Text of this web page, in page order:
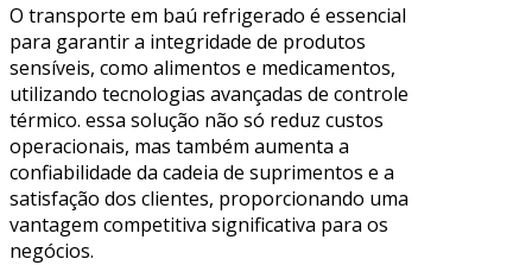
O transporte em baú refrigerado é essencial
para garantir a integridade de produtos
sensíveis, como alimentos e medicamentos,
utilizando tecnologias avançadas de controle
térmico. essa solução não só reduz custos
operacionais, mas também aumenta a
confiabilidade da cadeia de suprimentos e a
satisfação dos clientes, proporcionando uma
vantagem competitiva significativa para os
negócios.